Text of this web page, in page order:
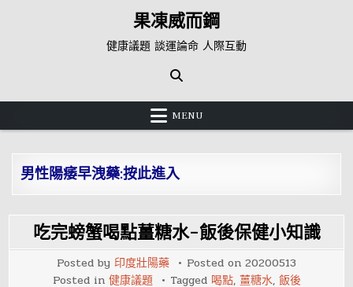
果凍威而鋼
健康議題 談運論命 人際互動
MENU
男性陽痿早洩藥:按此進入
吃完螃蟹喝點薑糖水-飯後保健小知識
Posted by 印度壯陽藥 Posted on 20200513
Posted in 健康議題 Tagged 喝點, 薑糖水, 飯後